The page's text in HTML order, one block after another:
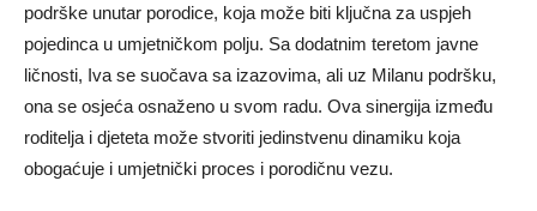
podrške unutar porodice, koja može biti ključna za uspjeh
pojedinca u umjetničkom polju. Sa dodatnim teretom javne
ličnosti, Iva se suočava sa izazovima, ali uz Milanu podršku,
ona se osjeća osnaženo u svom radu. Ova sinergija između
roditelja i djeteta može stvoriti jedinstvenu dinamiku koja
obogaćuje i umjetnički proces i porodičnu vezu.